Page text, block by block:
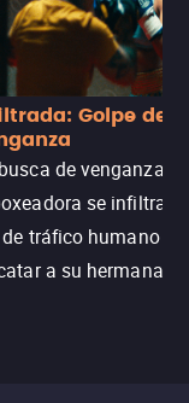
Golpe de
de venganza,
se infiltra
de tráfico humano
a su hermana